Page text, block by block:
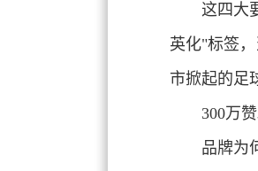
这四大
英化"标签
市掀起的足
300万
品牌为